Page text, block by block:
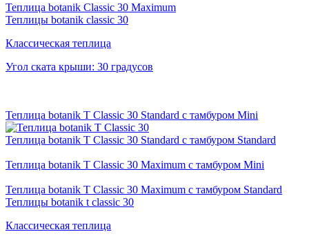
Теплица botanik Classic 30 Maximum
Теплицы botanik classic 30
Классическая теплица
Угол ската крыши: 30 градусов
Теплица botanik T Classic 30 Standard с тамбуром Mini
Теплица botanik T Classic 30 Standard с тамбуром Standard
Теплица botanik T Classic 30 Maximum с тамбуром Mini
Теплица botanik T Classic 30 Maximum с тамбуром Standard
Теплицы botanik t classic 30
Классическая теплица